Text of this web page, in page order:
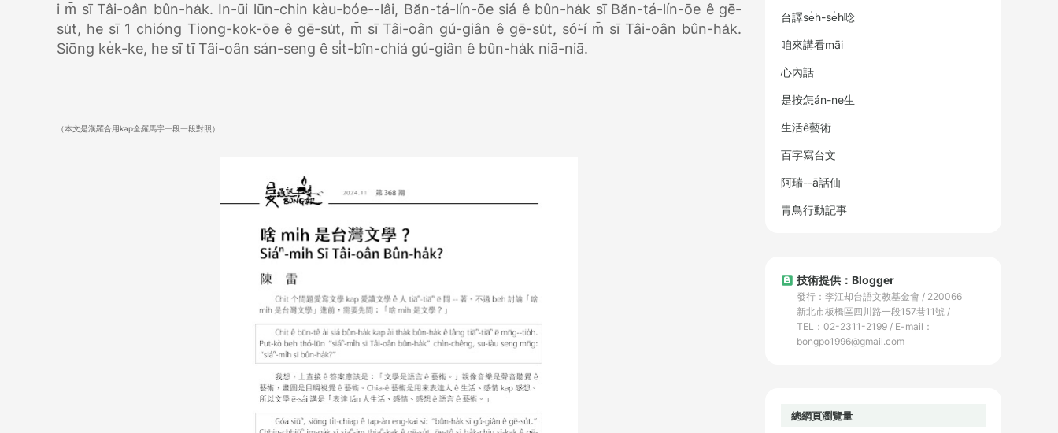
i m̄ sī Tâi-oân bûn-ha̍k. In-ūi lūn-chin kàu-bóe--lâi, Băn-tá-lín-ōe siá ê bûn-ha̍k sī Băn-tá-lín-ōe ê gē-
su̍t, he sī 1 chióng Tiong-kok-ōe ê gē-su̍t, m̄ sī Tâi-oân gú-giân ê gē-su̍t, só͘-í m̄ sī Tâi-oân bûn-ha̍k.
Siōng ke̍k-ke, he sī tī Tâi-oân sán-seng ê si̍t-bîn-chiá gú-giân ê bûn-ha̍k niā-niā.
（本文是漢羅合用kap全羅馬字一段一段對照）
台譯se̍h-se̍h唸
咱來講看māi
心內話
是按怎án-ne生
生活ê藝術
百字寫台文
阿瑞--ā話仙
青鳥行動記事
技術提供：Blogger
發行：李江却台語文教基金會 / 220066
新北市板橋區四川路一段157巷11號 /
TEL：02-2311-2199 / E-mail：
bongpo1996@gmail.com
總網頁瀏覽量